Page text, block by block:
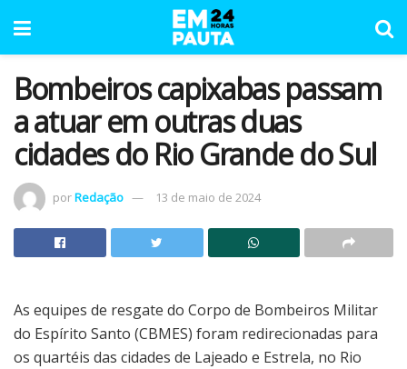
Bombeiros capixabas passam
a atuar em outras duas
cidades do Rio Grande do Sul
porRedação 13 de maio de 2024
As equipes de resgate do Corpo de Bombeiros Militar
do Espírito Santo (CBMES) foram redirecionadas para
os quartéis das cidades de Lajeado e Estrela, no Rio